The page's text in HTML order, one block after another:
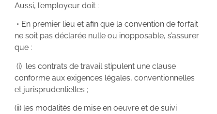
Aussi, l’employeur doit :
• En premier lieu et afin que la convention de forfait
ne soit pas déclarée nulle ou inopposable, s’assurer
que :
(i) les contrats de travail stipulent une clause
conforme aux exigences légales, conventionnelles
et jurisprudentielles ;
(ii) les modalités de mise en oeuvre et de suivi